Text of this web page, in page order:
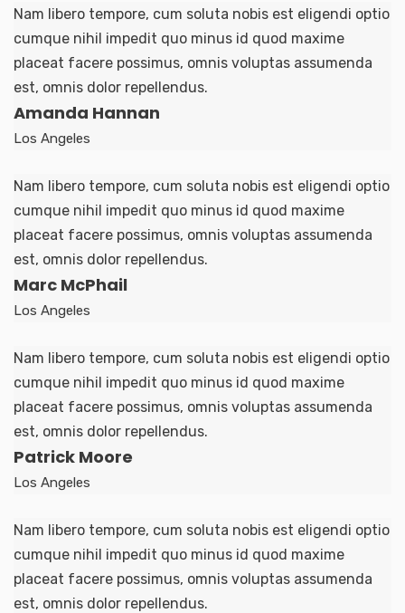
Nam libero tempore, cum soluta nobis est eligendi optio
cumque nihil impedit quo minus id quod maxime
placeat facere possimus, omnis voluptas assumenda
est, omnis dolor repellendus.
Amanda Hannan
Los Angeles
Nam libero tempore, cum soluta nobis est eligendi optio
cumque nihil impedit quo minus id quod maxime
placeat facere possimus, omnis voluptas assumenda
est, omnis dolor repellendus.
Marc McPhail
Los Angeles
Nam libero tempore, cum soluta nobis est eligendi optio
cumque nihil impedit quo minus id quod maxime
placeat facere possimus, omnis voluptas assumenda
est, omnis dolor repellendus.
Patrick Moore
Los Angeles
Nam libero tempore, cum soluta nobis est eligendi optio
cumque nihil impedit quo minus id quod maxime
placeat facere possimus, omnis voluptas assumenda
est, omnis dolor repellendus.